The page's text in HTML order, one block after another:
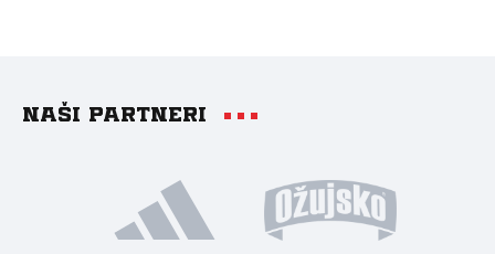
Naši partneri